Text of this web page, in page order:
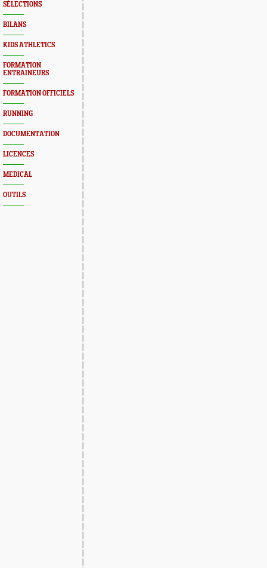
SÉLECTIONS
BILANS
KIDS ATHLETICS
FORMATION
ENTRAINEURS
FORMATION OFFICIELS
RUNNING
DOCUMENTATION
LICENCES
MEDICAL
OUTILS